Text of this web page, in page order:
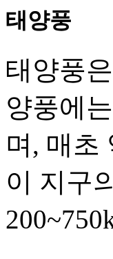
태양풍
태양풍
양풍에
며, 매초
이 지구